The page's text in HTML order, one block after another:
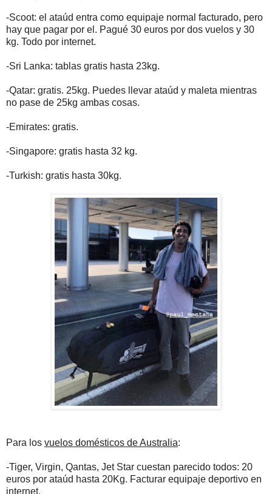
-Scoot: el ataúd entra como equipaje normal facturado, pero
hay que pagar por el. Pagué 30 euros por dos vuelos y 30
kg. Todo por internet.
-Sri Lanka: tablas gratis hasta 23kg.
-Qatar: gratis. 25kg. Puedes llevar ataúd y maleta mientras
no pase de 25kg ambas cosas.
-Emirates: gratis.
-Singapore: gratis hasta 32 kg.
-Turkish: gratis hasta 30kg.
Para los vuelos domésticos de Australia:
-Tiger, Virgin, Qantas, Jet Star cuestan parecido todos: 20
euros por ataúd hasta 20Kg. Facturar equipaje deportivo en
internet.